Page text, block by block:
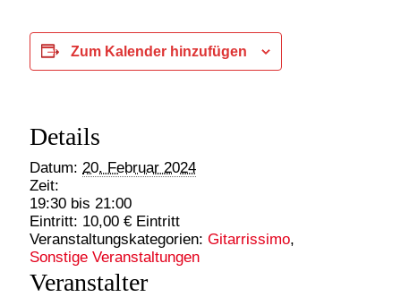
Zum Kalender hinzufügen
Details
Datum: 20. Februar 2024
Zeit:
19:30 bis 21:00
Eintritt: 10,00 € Eintritt
Veranstaltungskategorien: Gitarrissimo,
Sonstige Veranstaltungen
Veranstalter